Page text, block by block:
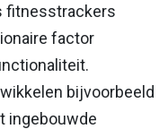
fitnesstrackers
factor
bijvoorbeeld
ingebouwde